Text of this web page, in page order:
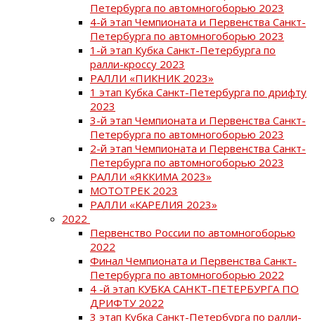
Петербурга по автомногоборью 2023
4-й этап Чемпионата и Первенства Санкт-
Петербурга по автомногоборью 2023
1-й этап Кубка Санкт-Петербурга по
ралли-кроссу 2023
РАЛЛИ «ПИКНИК 2023»
1 этап Кубка Санкт-Петербурга по дрифту
2023
3-й этап Чемпионата и Первенства Санкт-
Петербурга по автомногоборью 2023
2-й этап Чемпионата и Первенства Санкт-
Петербурга по автомногоборью 2023
РАЛЛИ «ЯККИМА 2023»
МОТОТРЕК 2023
РАЛЛИ «КАРЕЛИЯ 2023»
2022
Первенство России по автомногоборью
2022
Финал Чемпионата и Первенства Санкт-
Петербурга по автомногоборью 2022
4 -й этап КУБКА САНКТ-ПЕТЕРБУРГА ПО
ДРИФТУ 2022
3 этап Кубка Санкт-Петербурга по ралли-